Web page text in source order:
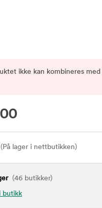
ikke kan kombineres
(På lager i nettbutikken)
(46 butikker)
butikk